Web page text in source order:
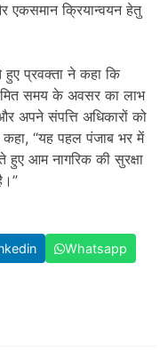
एकसमान क्रियान्वयन हेतु
हुए प्रवक्ता ने कहा कि
समय के अवसर का लाभ
अपने संपत्ति अधिकारों को
“यह पहल पंजाब भर में
हुए आम नागरिक की सुरक्षा
Whatsapp